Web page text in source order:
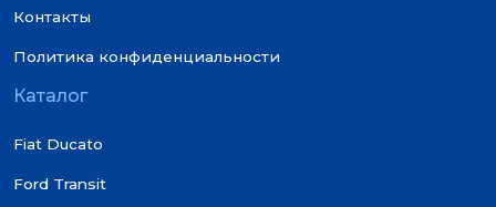
Контакты
Политика конфиденциальности
Каталог
Fiat Ducato
Ford Transit